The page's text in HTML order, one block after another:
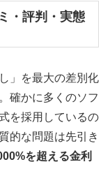
・評判・実態
」を最大の差別化
確かに多くのソフ
を採用しているの
的な問題は先引き
を超える金利